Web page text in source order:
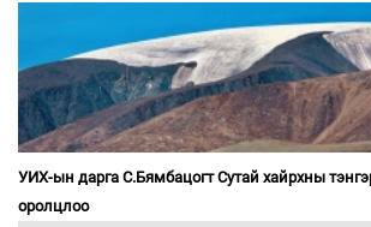
УИХ-ын дарга С.Бямбацогт Сутай хайрхны
оролцлоо